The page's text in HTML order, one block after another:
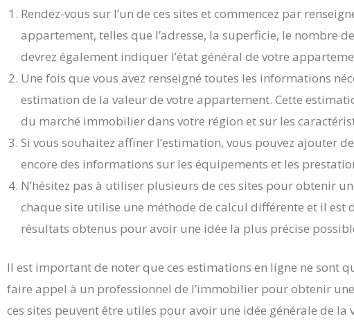
Rendez-vous sur l’un de ces sites et commencez par
appartement, telles que l’adresse, la superficie, le nombre
devrez également indiquer l’état général de votre
Une fois que vous avez renseigné toutes les informations
estimation de la valeur de votre appartement. Cette
du marché immobilier dans votre région et sur les
Si vous souhaitez affiner l’estimation, vous pouvez ajouter
encore des informations sur les équipements et les
N’hésitez pas à utiliser plusieurs de ces sites pour obtenir
chaque site utilise une méthode de calcul différente et il est
résultats obtenus pour avoir une idée la plus précise
Il est important de noter que ces estimations en ligne ne sont
faire appel à un professionnel de l’immobilier pour obtenir
ces sites peuvent être utiles pour avoir une idée générale de